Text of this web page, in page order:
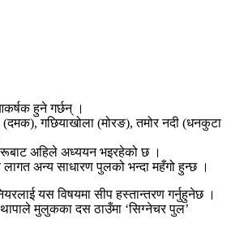
हुने गर्छन् ।
गछियाखोला (मोरङ), तमोर नदी (धनकुटा
अहिले अध्ययन भइरहेको छ ।
अन्य साधारण पुलको भन्दा महँगो हुन्छ ।
यस विषयमा सीप हस्तान्तरण गर्नुहुनेछ ।
मुलुकका दस ठाउँमा ‘सिग्नेचर पुल’